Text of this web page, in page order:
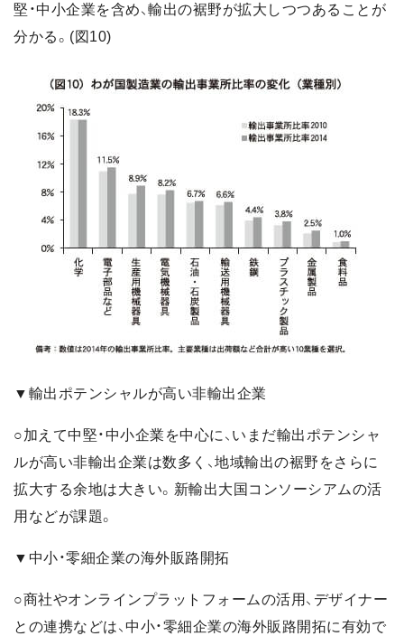
堅・中小企業を含め、輸出の裾野が拡大しつつあることが
分かる。(図10)
▼輸出ポテンシャルが高い非輸出企業
○加えて中堅・中小企業を中心に、いまだ輸出ポテンシャ
ルが高い非輸出企業は数多く、地域輸出の裾野をさらに
拡大する余地は大きい。新輸出大国コンソーシアムの活
用などが課題。
▼中小・零細企業の海外販路開拓
○商社やオンラインプラットフォームの活用、デザイナー
との連携などは、中小・零細企業の海外販路開拓に有効で